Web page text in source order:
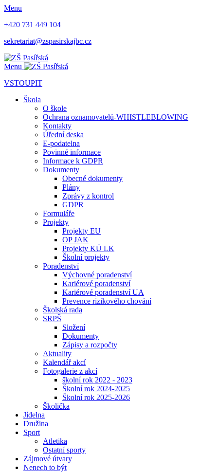
Menu
+420 731 449 104
sekretariat@zspasirskajbc.cz
Menu
VSTOUPIT
Škola
O škole
Ochrana oznamovatelů-WHISTLEBLOWING
Kontakty
Úřední deska
E-podatelna
Povinné informace
Informace k GDPR
Dokumenty
Obecné dokumenty
Plány
Zprávy z kontrol
GDPR
Formuláře
Projekty
Projekty EU
OP JAK
Projekty KÚ LK
Školní projekty
Poradenství
Výchovné poradenství
Kariérové poradenství
Kariérové poradenství UA
Prevence rizikového chování
Školská rada
SRPŠ
Složení
Dokumenty
Zápisy a rozpočty
Aktuality
Kalendář akcí
Fotogalerie z akcí
školní rok 2022 - 2023
Školní rok 2024-2025
Školní rok 2025-2026
Školička
Jídelna
Družina
Sport
Atletika
Ostatní sporty
Zájmové útvary
Nenech to být